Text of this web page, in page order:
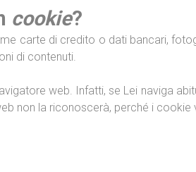
cookie?
carte di credito o dati bancari,
di contenuti.
web. Infatti, se Lei naviga
non la riconoscerà, perché i